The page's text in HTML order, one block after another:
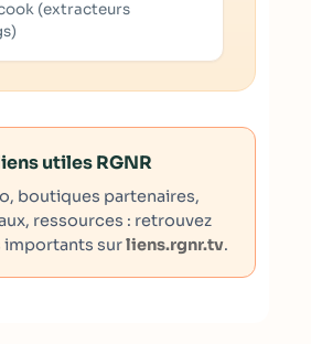
(extracteurs
utiles RGNR
boutiques partenaires,
ressources : retrouvez
importants surliens.rgnr.tv.